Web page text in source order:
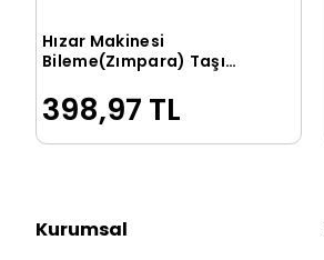
Sepete Ekle
Hızar Makinesi
Bileme(Zımpara) Taşı
398,97 TL
Kurumsal